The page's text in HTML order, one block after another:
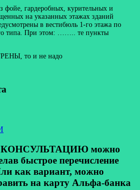
фойе, гардеробных, курительных и
на указанных этажах зданий
в вестибюль 1-го этажа по
типа. При этом: …….. те пункты
то и не надо
КОНСУЛЬТАЦИЮ можно
быстрое перечисление
как вариант, можно
на карту Альфа-банка